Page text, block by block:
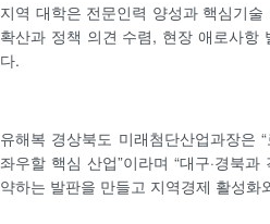
지역 대학은 전문인력 양성과 핵심기
확산과 정책 의견 수렴, 현장 애로사항
다.
유해복 경상북도 미래첨단산업과장은
좌우할 핵심 산업”이라며 “대구·경북
약하는 발판을 만들고 지역경제 활성